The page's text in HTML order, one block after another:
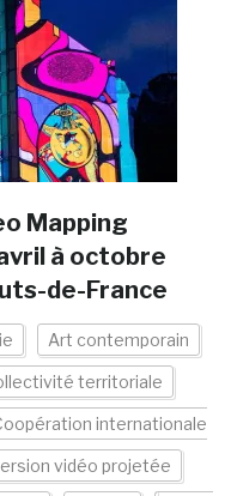
Mapping
à octobre
de-France
Art contemporain
territoriale
internationale
vidéo projetée